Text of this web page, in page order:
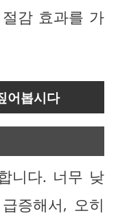
감 효과를 가
어봅시다
니다. 너무 낮
증해서, 오히